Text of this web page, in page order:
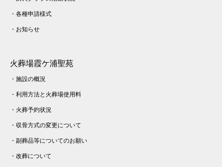
・ 各種申請様式
・ お知らせ
火葬場霞ケ浦聖苑
・ 施設の概況
・ 利用方法と火葬場使用料
・ 火葬予約状況
・ 収骨方式の変更について
・ 副葬品等についてのお願い
・ 改葬について